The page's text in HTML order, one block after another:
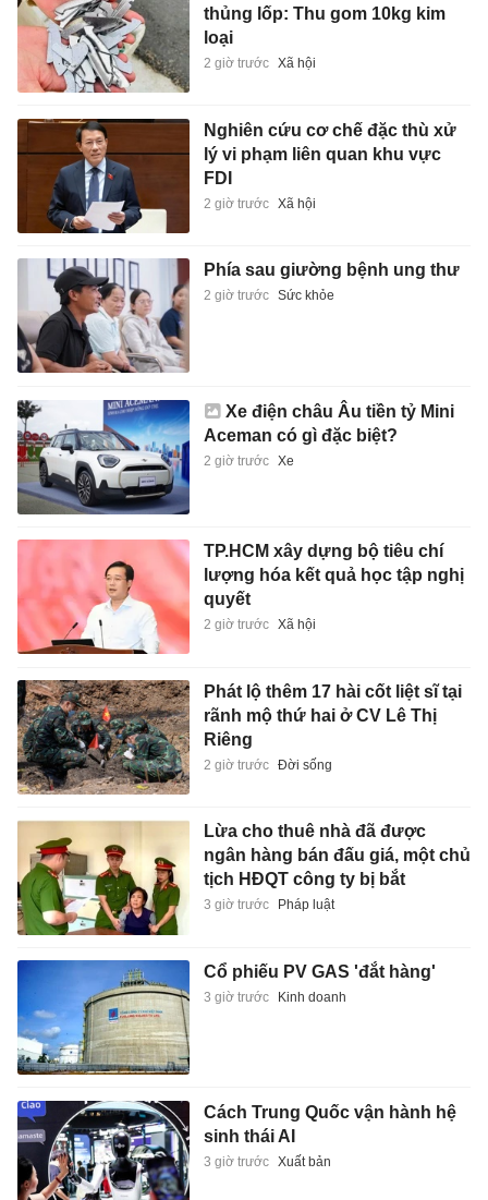
thủng lốp: Thu gom 10kg kim
loại
2 giờ trước Xã hội
Nghiên cứu cơ chế đặc thù xử
lý vi phạm liên quan khu vực
FDI
2 giờ trước Xã hội
Phía sau giường bệnh ung thư
2 giờ trước Sức khỏe
Xe điện châu Âu tiền tỷ Mini
Aceman có gì đặc biệt?
2 giờ trước Xe
TP.HCM xây dựng bộ tiêu chí
lượng hóa kết quả học tập nghị
quyết
2 giờ trước Xã hội
Phát lộ thêm 17 hài cốt liệt sĩ tại
rãnh mộ thứ hai ở CV Lê Thị
Riêng
2 giờ trước Đời sống
Lừa cho thuê nhà đã được
ngân hàng bán đấu giá, một chủ
tịch HĐQT công ty bị bắt
3 giờ trước Pháp luật
Cổ phiếu PV GAS 'đắt hàng'
3 giờ trước Kinh doanh
Cách Trung Quốc vận hành hệ
sinh thái AI
3 giờ trước Xuất bản